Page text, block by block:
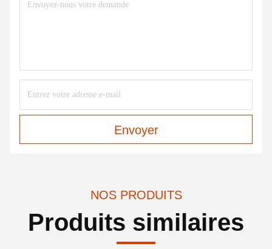
Envoyer
NOS PRODUITS
Produits similaires